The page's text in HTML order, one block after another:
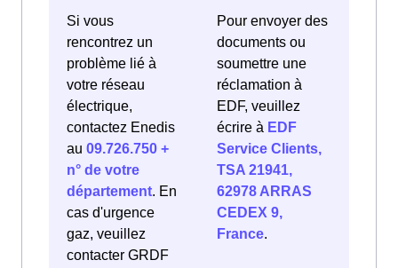
Si vous
rencontrez un
problème lié à
votre réseau
électrique,
contactez Enedis
au 09.726.750 +
n° de votre
département. En
cas d'urgence
gaz, veuillez
contacter GRDF
Pour envoyer des
documents ou
soumettre une
réclamation à
EDF, veuillez
écrire à EDF
Service Clients,
TSA 21941,
62978 ARRAS
CEDEX 9,
France.